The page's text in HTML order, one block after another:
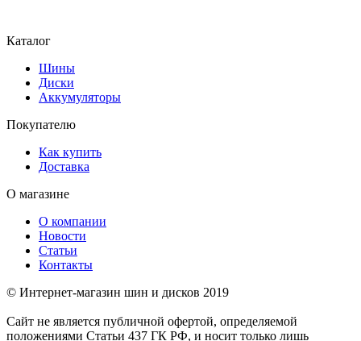
Каталог
Шины
Диски
Аккумуляторы
Покупателю
Как купить
Доставка
О магазине
О компании
Новости
Статьи
Контакты
© Интернет-магазин шин и дисков 2019
Сайт не является публичной офертой, определяемой
положениями Статьи 437 ГК РФ, и носит только лишь